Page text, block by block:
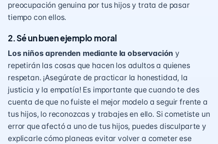
preocupación genuina por tus hijos y trata de pasar
tiempo con ellos.
2. Sé un buen ejemplo moral
Los niños aprenden mediante la observación y
repetirán las cosas que hacen los adultos a quienes
respetan. ¡Asegúrate de practicar la honestidad, la
justicia y la empatía! Es importante que cuando te des
cuenta de que no fuiste el mejor modelo a seguir frente a
tus hijos, lo reconozcas y trabajes en ello. Si cometiste un
error que afectó a uno de tus hijos, puedes disculparte y
explicarle cómo planeas evitar volver a cometer ese